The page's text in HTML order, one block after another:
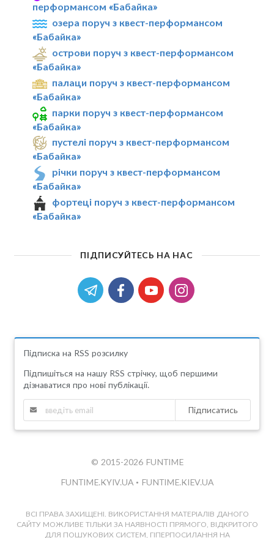
перформансом «Бабайка»
озера поруч з квест-перформансом
«Бабайка»
острови поруч з квест-перформансом
«Бабайка»
палаци поруч з квест-перформансом
«Бабайка»
парки поруч з квест-перформансом
«Бабайка»
пустелі поруч з квест-перформансом
«Бабайка»
річки поруч з квест-перформансом
«Бабайка»
фортеці поруч з квест-перформансом
«Бабайка»
ПІДПИСУЙТЕСЬ НА НАС
Підписка на RSS розсилку
Підпишіться на нашу RSS стрічку, щоб першими
дізнаватися про нові публікації.
Підписатись
© 2015-2026 FUNTIME
FUNTIME.KYIV.UA • FUNTIME.KIEV.UA
ВСІ ПРАВА ЗАХИЩЕНІ. ВИКОРИСТАННЯ МАТЕРІАЛІВ ДАНОГО
САЙТУ МОЖЛИВЕ ТІЛЬКИ ЗА НАЯВНОСТІ ПРЯМОГО, ВІДКРИТОГО
ДЛЯ ПОШУКОВИХ СИСТЕМ, ГІПЕРПОСИЛАННЯ НА